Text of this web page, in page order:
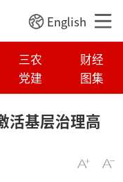
English
三农
财经
党建 图集
基层治理高